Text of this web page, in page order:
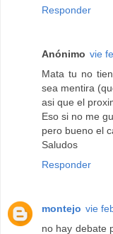
Responder
Anónimo vie
Mata tu no
sea mentira
asi que el
Eso si no me
pero bueno el
Saludos
Responder
montejo vie
no hay debate